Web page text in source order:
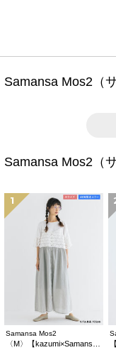
Samansa Mos2（
Samansa Mos2（
1
Samansa Mos2